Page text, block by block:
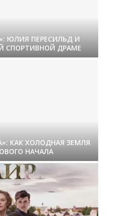
ЮЛИЯ ПЕРЕСИЛЬД И
СПОРТИВНОЙ ДРАМЕ
КАК ХОЛОДНАЯ ЗЕМЛЯ
НАЧАЛА